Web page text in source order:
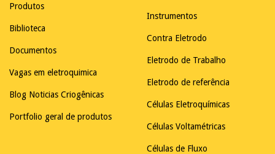
Produtos
Biblioteca
Documentos
Vagas em eletroquimica
Blog Noticias Criogênicas
Portfolio geral de produtos
Instrumentos
Contra Eletrodo
Eletrodo de Trabalho
Eletrodo de referência
Células Eletroquímicas
Células Voltamétricas
Células de Fluxo